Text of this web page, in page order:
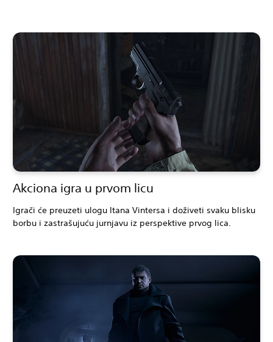
Akciona igra u prvom licu
Igrači će preuzeti ulogu Itana Vintersa i doživeti svaku blisku
borbu i zastrašujuću jurnjavu iz perspektive prvog lica.